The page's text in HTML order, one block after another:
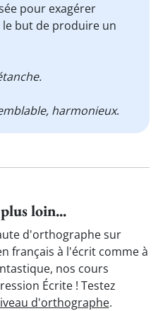
pour exagérer
but de produire un
harmonieux.
loin...
d'orthographe sur
français à l'écrit comme à
nos cours
Écrite ! Testez
d'orthographe.